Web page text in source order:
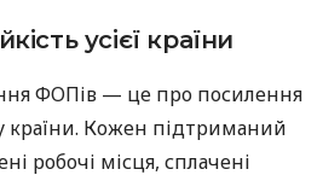
усієї країни
ФОПів — це про посилення
країни. Кожен підтриманий
робочі місця, сплачені